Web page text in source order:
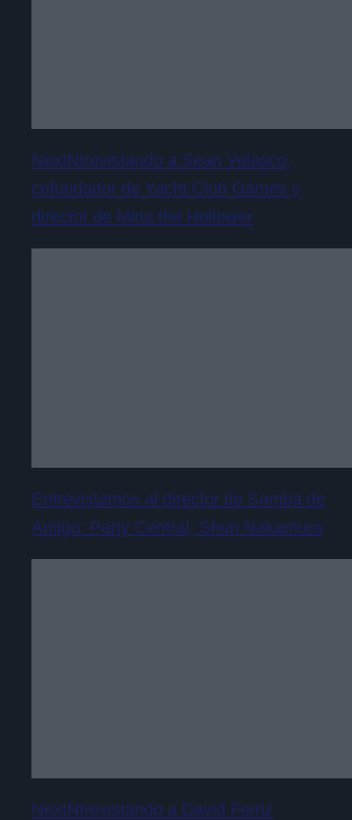
NextNtrevistando a Sean Velasco,
cofundador de Yacht Club Games y
director de Mina the Hollower
Entrevistamos al director de Samba de
Amigo: Party Central, Shun Nakamura
NextNtrevistando a David Ferriz